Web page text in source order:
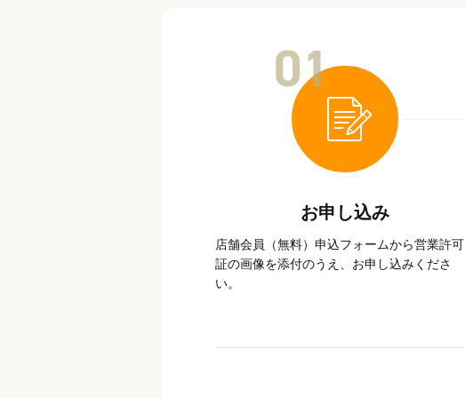
お申し込み
店舗会員（無料）申込フォームから営業許可
証の画像を添付のうえ、お申し込みくださ
い。